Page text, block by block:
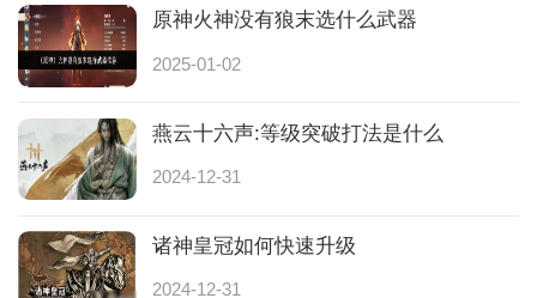
原神火神没有狼末选什么武器
2025-01-02
燕云十六声:等级突破打法是什么
2024-12-31
诸神皇冠如何快速升级
2024-12-31